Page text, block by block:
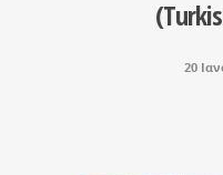
20